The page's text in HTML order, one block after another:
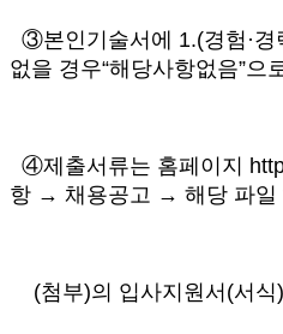
③본인기술서에 1.(경험·경
없을 경우“해당사항없음”으
④제출서류는 홈페이지
항 → 채용공고 → 해당 파일
(첨부)의 입사지원서(서식